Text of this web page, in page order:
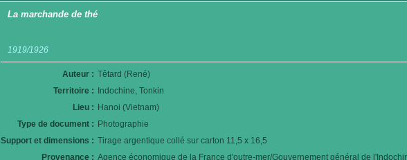
La marchande de thé
1919/1926
Auteur : Têtard (René)
Territoire :
Indochine, Tonkin
Lieu : Hanoi (Vietnam)
Type de document : Photographie
Support et dimensions : Tirage argentique collé sur carton 11,5 x 16,5
Provenance : Agence économique de la France d'outre-mer/Gouvernement général de